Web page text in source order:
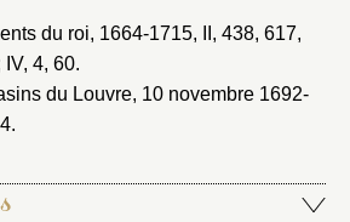
du roi, 1664-1715, II, 438, 617,
4, 60.
du Louvre, 10 novembre 1692-